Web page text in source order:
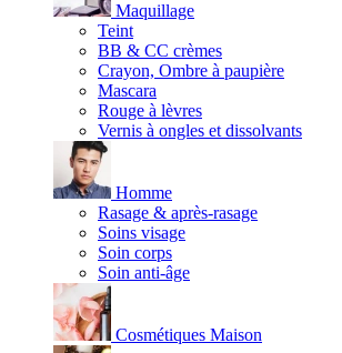
Maquillage
Teint
BB & CC crèmes
Crayon, Ombre à paupière
Mascara
Rouge à lèvres
Vernis à ongles et dissolvants
Homme
Rasage & après-rasage
Soins visage
Soin corps
Soin anti-âge
Cosmétiques Maison